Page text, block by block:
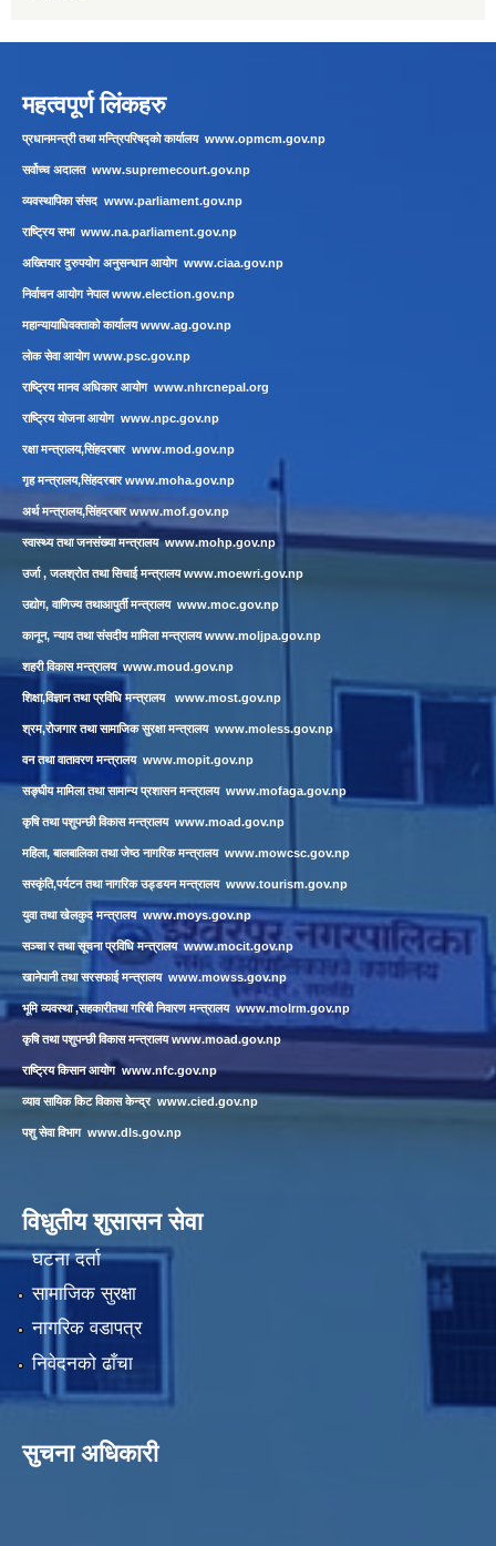
महत्वपूर्ण लिंकहरु
प्रधानमन्त्री तथा मन्त्रिपरिषद्को कार्यालय www.opmcm.gov.np
सर्वोच्च अदालत www.supremecourt.gov.np
व्यवस्थापिका संसद www.parliament.gov.np
राष्ट्रिय सभा www.na.parliament.gov.np
अख्तियार दुरुपयोग अनुसन्धान आयोग www.ciaa.gov.np
निर्वाचन आयोग नेपालwww.election.gov.np
महान्यायाधिवक्ताको कार्यालयwww.ag.gov.np
लाेक सेवा आयाेगwww.psc.gov.np
राष्ट्रिय मानव अधिकार आयोग www.nhrcnepal.org
राष्ट्रिय योजना आयोग www.npc.gov.np
रक्षा मन्त्रालय,सिंहदरबार www.mod.gov.np
गृह मन्त्रालय,सिंहदरबारwww.moha.gov.np
अर्थ मन्त्रालय,सिंहदरबारwww.mof.gov.np
स्वास्थ्य तथा जनसंख्या मन्त्रालयwww.mohp.gov.np
उर्जा , जलश्रोत तथा सिचाई मन्त्रालयwww.moewri.gov.np
उद्योग, वाणिज्य तथाआपुर्ती मन्त्रालय www.moc.gov.np
कानून, न्याय तथा संसदीय मामिला मन्त्रालयwww.moljpa.gov.np
शहरी विकास मन्त्रालयwww.moud.gov.np
शिक्षा,विज्ञान तथा प्रविधि मन्त्रालय www.most.gov.np
श्रम,रोजगार तथा सामाजिक सुरक्षा मन्त्रालय www.moless.gov.np
वन तथा वातावरण मन्त्रालय www.mopit.gov.np
सङ्घीय मामिला तथा सामान्य प्रशासन मन्त्रालय www.mofaga.gov.np
कृषि तथा पशुपन्छी विकास मन्त्रालय www.moad.gov.np
महिला, बालबालिका तथा जेष्ठ नागरिक मन्त्रालय www.mowcsc.gov.np
सस्कृंति,पर्यटन तथा नागरिक उड्डयन मन्त्रालय www.tourism.gov.np
युवा तथा खेलकुद मन्त्रालय www.moys.gov.np
सञ्चा र तथा सूचना प्रविधि मन्त्रालय www.mocit.gov.np
खानेपानी तथा सरसफाई मन्त्रालय www.mowss.gov.np
भूमि व्यवस्था ,सहकारीतथा गरिबी निवारण मन्त्रालय www.molrm.gov.np
कृषि तथा पशुपन्छी विकास मन्त्रालयwww.moad.gov.np
राष्ट्रिय किसान आयोग www.nfc.gov.np
व्याव सायिक किट विकास केन्द्र www.cied.gov.np
पशु सेवा विभाग www.dls.gov.np
विधुतीय शुसासन सेवा
घटना दर्ता
सामाजिक सुरक्षा
नागरिक वडापत्र
निवेदनको ढाँचा
सुचना अधिकारी